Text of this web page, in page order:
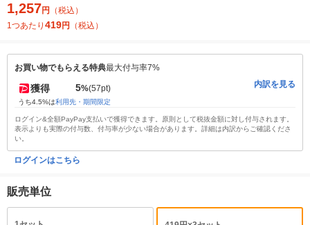
1,257円
（税込）
1つあたり 419円 （税込）
お買い物でもらえる特典最大付与率7%
獲得 5%(57pt)
うち4.5%は利用先・期間限定
内訳を見る
ログイン&全額PayPay支払いで獲得できます。原則として税抜金額に対し付与されます。
表示よりも実際の付与数、付与率が少ない場合があります。詳細は内訳からご確認くださ
い。
ログインはこちら
販売単位